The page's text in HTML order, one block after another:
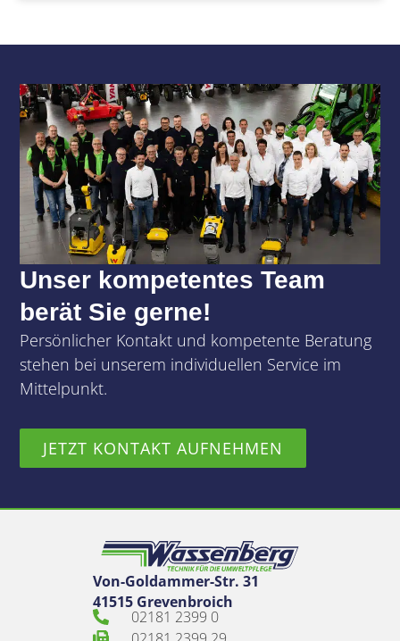
Unser kompetentes Team
berät Sie gerne!
Persönlicher Kontakt und kompetente Beratung
stehen bei unserem individuellen Service im
Mittelpunkt.
JETZT KONTAKT AUFNEHMEN
Von-Goldammer-Str. 31
41515 Grevenbroich
02181 2399 0